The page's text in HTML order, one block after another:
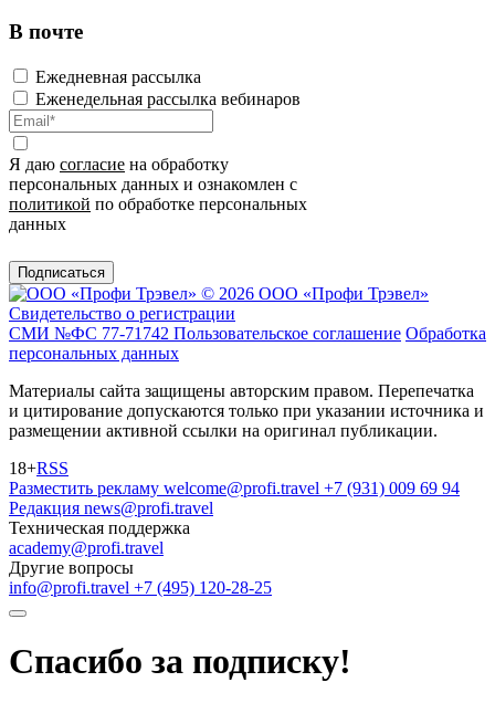
В почте
Ежедневная рассылка
Еженедельная рассылка вебинаров
Я даю согласие на обработку
персональных данных и ознакомлен с
политикой по обработке персональных
данных
Подписаться
© 2026 ООО «Профи Трэвeл»
Свидетельство о регистрации
СМИ №ФС 77-71742 Пользовательское соглашение Обработка
персональных данных
Материалы сайта защищены авторским правом. Перепечатка
и цитирование допускаются только при указании источника и
размещении активной ссылки на оригинал публикации.
18+RSS
Разместить рекламу welcome@profi.travel +7 (931) 009 69 94
Редакция news@profi.travel
Техническая поддержка
academy@profi.travel
Другие вопросы
info@profi.travel +7 (495) 120-28-25
Спасибо за подписку!